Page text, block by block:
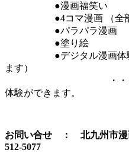
●漫画福笑い
●4コマ漫画 （全部・
●パラパラ漫画
●塗り絵
●デジタル漫画体験（
ます）
・・・・・など
体験ができます。
お問い合せ ： 北九州市
512-5077